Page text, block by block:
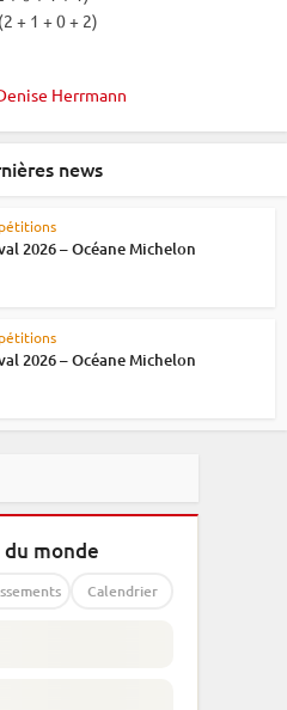
+ 1 + 0 + 2)
Herrmann
news
2026 – Océane Michelon
2026 – Océane Michelon
du monde
Calendrier